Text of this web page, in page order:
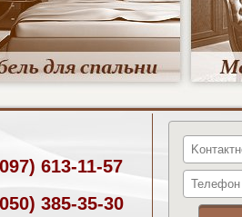
613-11-57
385-35-30